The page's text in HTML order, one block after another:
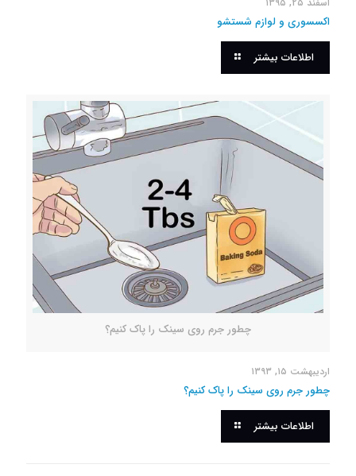
اکسسوری و لوازم شستشو
اطلاعات بیشتر
چطور جرم روی سینک را پاک کنیم؟
اردیبهشت ۱۵, ۱۳۹۳
چطور جرم روی سینک را پاک کنیم؟
اطلاعات بیشتر